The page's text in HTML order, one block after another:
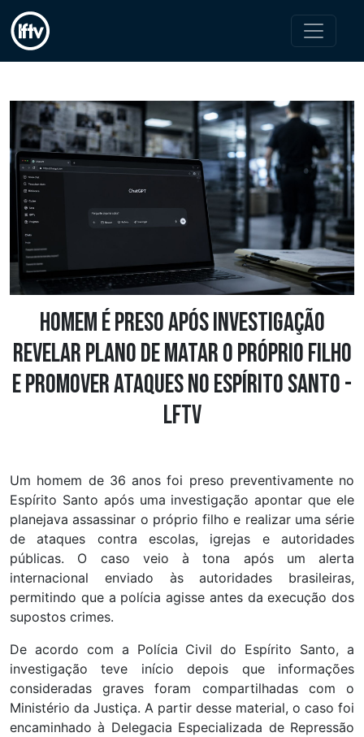
Homem é preso após investigação
revelar plano de matar o próprio filho
e promover ataques no Espírito Santo -
LFTV
Um homem de 36 anos foi preso preventivamente no
Espírito Santo após uma investigação apontar que ele
planejava assassinar o próprio filho e realizar uma série
de ataques contra escolas, igrejas e autoridades
públicas. O caso veio à tona após um alerta
internacional enviado às autoridades brasileiras,
permitindo que a polícia agisse antes da execução dos
supostos crimes.
De acordo com a Polícia Civil do Espírito Santo, a
investigação teve início depois que informações
consideradas graves foram compartilhadas com o
Ministério da Justiça. A partir desse material, o caso foi
encaminhado à Delegacia Especializada de Repressão